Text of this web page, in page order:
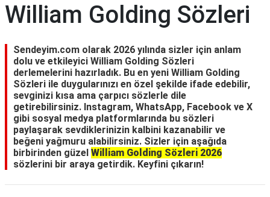
RÜYA
GEZİLECEK
YERLER
BLOG
William Golding Sözleri
Sendeyim.com olarak 2026 yılında sizler için anlam
dolu ve etkileyici William Golding Sözleri
derlemelerini hazırladık. Bu en yeni William Golding
Sözleri ile duygularınızı en özel şekilde ifade edebilir,
sevginizi kısa ama çarpıcı sözlerle dile
getirebilirsiniz. Instagram, WhatsApp, Facebook ve X
gibi sosyal medya platformlarında bu sözleri
paylaşarak sevdiklerinizin kalbini kazanabilir ve
beğeni yağmuru alabilirsiniz. Sizler için aşağıda
birbirinden güzel William Golding Sözleri 2026
sözlerini bir araya getirdik. Keyfini çıkarın!